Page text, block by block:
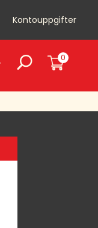
Kontouppgifter
0